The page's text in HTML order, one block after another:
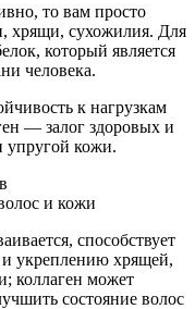
то вам просто
хрящи, сухожилия. Для
который является
человека.
к нагрузкам
— залог здоровых и
упругой кожи.
и кожи
способствует
укреплению хрящей,
коллаген может
состояние волос